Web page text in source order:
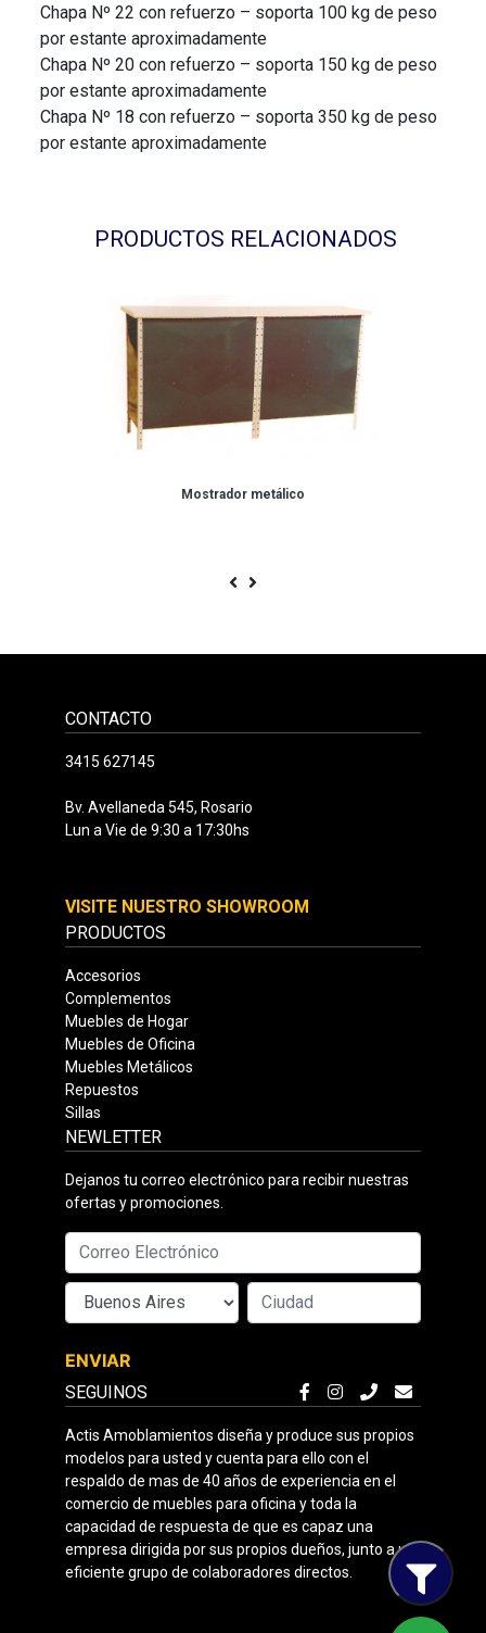
Chapa Nº 22 con refuerzo – soporta 100 kg de peso
por estante aproximadamente
Chapa Nº 20 con refuerzo – soporta 150 kg de peso
por estante aproximadamente
Chapa Nº 18 con refuerzo – soporta 350 kg de peso
por estante aproximadamente
PRODUCTOS RELACIONADOS
Mostrador metálico
CONTACTO
3415 627145
Bv. Avellaneda 545, Rosario
Lun a Vie de 9:30 a 17:30hs
VISITE NUESTRO SHOWROOM
PRODUCTOS
Accesorios
Complementos
Muebles de Hogar
Muebles de Oficina
Muebles Metálicos
Repuestos
Sillas
NEWLETTER
Dejanos tu correo electrónico para recibir nuestras
ofertas y promociones.
ENVIAR
SEGUINOS
Actis Amoblamientos diseña y produce sus propios
modelos para usted y cuenta para ello con el
respaldo de mas de 40 años de experiencia en el
comercio de muebles para oficina y toda la
capacidad de respuesta de que es capaz una
empresa dirigida por sus propios dueños, junto a un
eficiente grupo de colaboradores directos.